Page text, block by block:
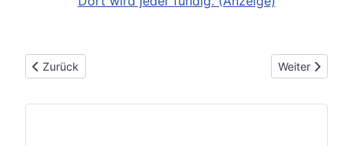
Vorheriger Beitrag: Mercedes-Benz S-Klasse BR 140
Zurück Nächster
Weiter